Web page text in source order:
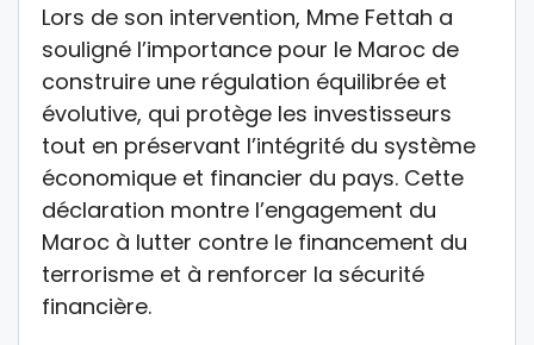
Lors de son intervention, Mme Fettah a
souligné l’importance pour le Maroc de
construire une régulation équilibrée et
évolutive, qui protège les investisseurs
tout en préservant l’intégrité du système
économique et financier du pays. Cette
déclaration montre l’engagement du
Maroc à lutter contre le financement du
terrorisme et à renforcer la sécurité
financière.